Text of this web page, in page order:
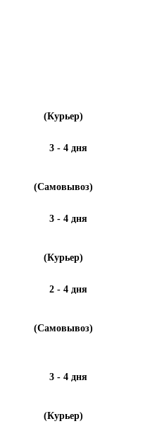
(Курьер)
3 - 4 дня
(Самовывоз)
3 - 4 дня
(Курьер)
2 - 4 дня
(Самовывоз)
3 - 4 дня
(Курьер)